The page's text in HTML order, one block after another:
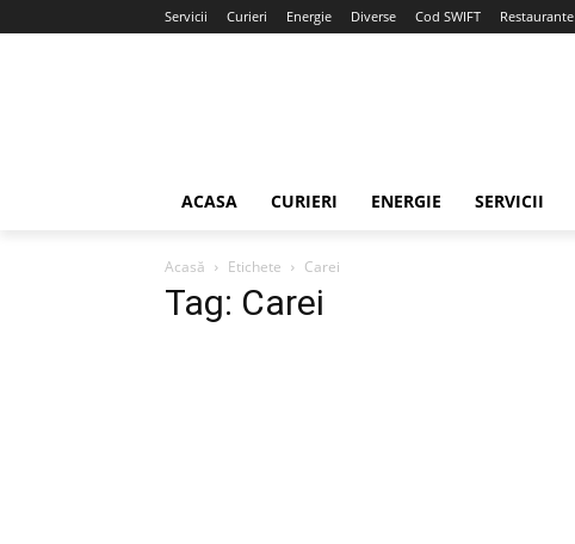
Servicii Curieri Energie Diverse Cod SWIFT Restaurante
ACASA CURIERI ENERGIE SERVICII
Acasă Etichete Carei
Tag: Carei